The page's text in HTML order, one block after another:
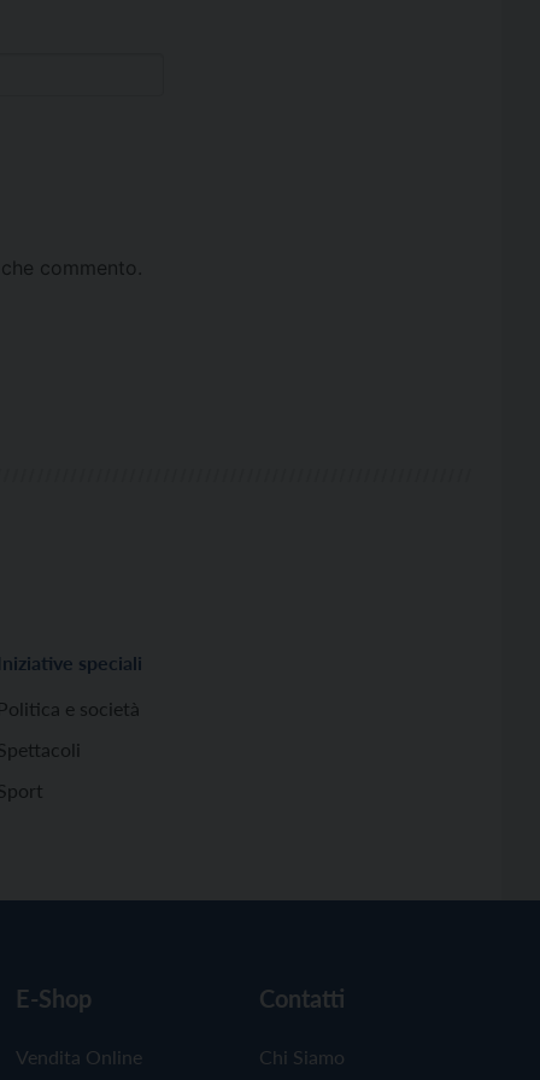
commento.
Iniziative speciali
Politica e società
E-Shop
Vendita Online
Contatti
Chi Siamo